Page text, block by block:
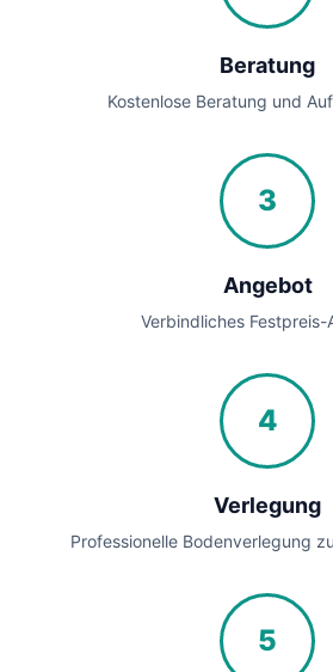
Beratung
Kostenlose Beratung und
3
Angebot
Verbindliches
4
Verlegung
Professionelle Bodenverlegung
5